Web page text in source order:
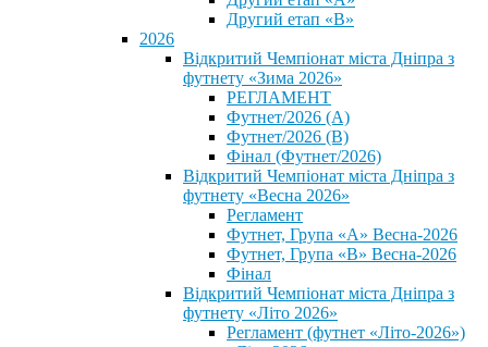
Другий етап «В»
2026
Відкритий Чемпіонат міста Дніпра з
футнету «Зима 2026»
РЕГЛАМЕНТ
Футнет/2026 (А)
Футнет/2026 (В)
Фінал (Футнет/2026)
Відкритий Чемпіонат міста Дніпра з
футнету «Весна 2026»
Регламент
Футнет, Група «А» Весна-2026
Футнет, Група «В» Весна-2026
Фінал
Відкритий Чемпіонат міста Дніпра з
футнету «Літо 2026»
Регламент (футнет «Літо-2026»)